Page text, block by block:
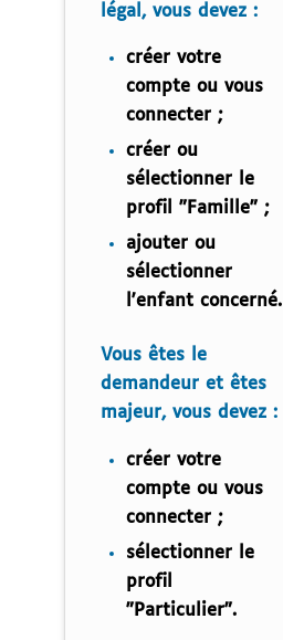
légal, vous devez :
créer votre
compte ou vous
connecter ;
créer ou
sélectionner le
profil "Famille" ;
ajouter ou
sélectionner
l'enfant concerné.
Vous êtes le
demandeur et êtes
majeur, vous devez :
créer votre
compte ou vous
connecter ;
sélectionner le
profil
"Particulier".